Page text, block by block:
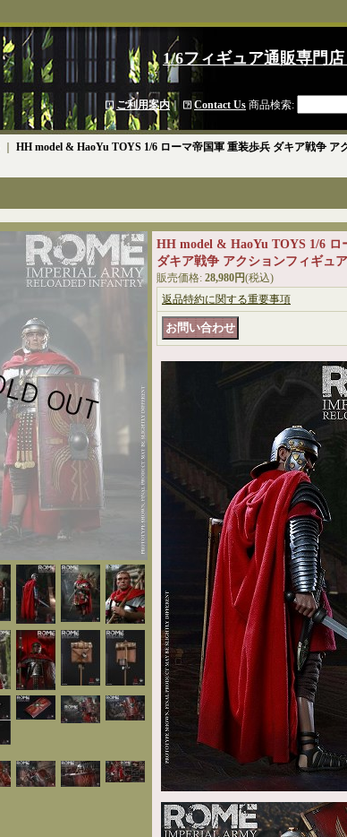
1/6フィギュア通販専門
ご利用案内｜ Contact Us 商品検索:
HH model & HaoYu TOYS 1/6 ローマ帝国軍 重装歩兵 ダキア戦争 ア
HH model & HaoYu TOYS 1/6 ロ
ダキア戦争 アクションフィギュ
販売価格: 28,980円(税込)
返品特約に関する重要事項